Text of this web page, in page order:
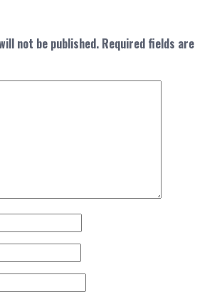
not be published. Required fields are